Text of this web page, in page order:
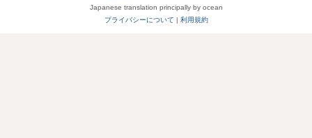
Japanese translation principally by ocean
プライバシーについて | 利用規約